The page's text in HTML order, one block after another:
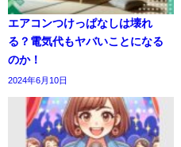
エアコンつけっぱなしは壊れ
る？電気代もヤバいことになる
のか！
2024年6月10日